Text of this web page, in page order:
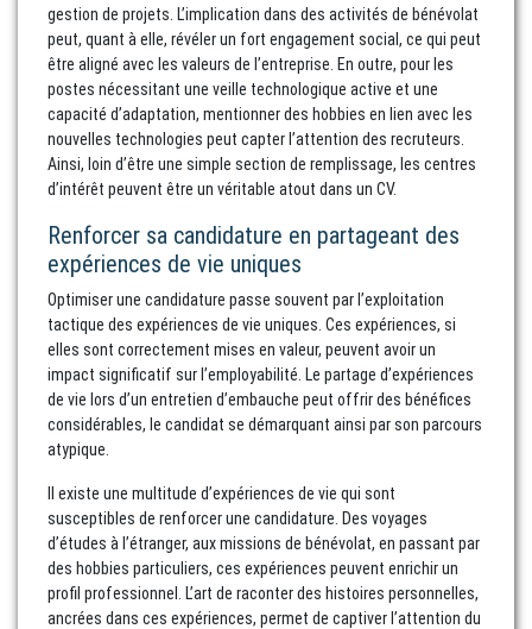
gestion de projets. L’implication dans des activités de bénévolat
peut, quant à elle, révéler un fort engagement social, ce qui peut
être aligné avec les valeurs de l’entreprise. En outre, pour les
postes nécessitant une veille technologique active et une
capacité d’adaptation, mentionner des hobbies en lien avec les
nouvelles technologies peut capter l’attention des recruteurs.
Ainsi, loin d’être une simple section de remplissage, les centres
d’intérêt peuvent être un véritable atout dans un CV.
Renforcer sa candidature en partageant des
expériences de vie uniques
Optimiser une candidature passe souvent par l’exploitation
tactique des expériences de vie uniques. Ces expériences, si
elles sont correctement mises en valeur, peuvent avoir un
impact significatif sur l’employabilité. Le partage d’expériences
de vie lors d’un entretien d’embauche peut offrir des bénéfices
considérables, le candidat se démarquant ainsi par son parcours
atypique.
Il existe une multitude d’expériences de vie qui sont
susceptibles de renforcer une candidature. Des voyages
d’études à l’étranger, aux missions de bénévolat, en passant par
des hobbies particuliers, ces expériences peuvent enrichir un
profil professionnel. L’art de raconter des histoires personnelles,
ancrées dans ces expériences, permet de captiver l’attention du